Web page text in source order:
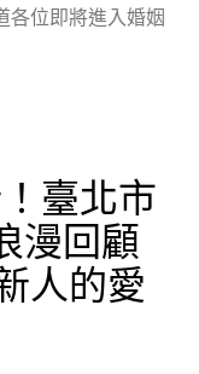
各位即將進入婚姻
臺北市
漫回顧
人的愛